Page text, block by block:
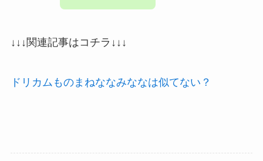
↓↓↓関連記事はコチラ↓↓↓
ドリカムものまねななみななは似てない？